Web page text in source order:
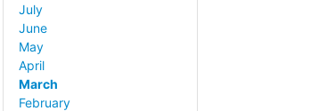
July
June
May
April
March
February